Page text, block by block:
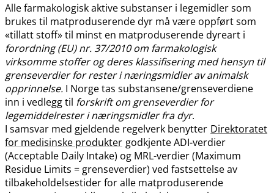
Alle farmakologisk aktive substanser i legemidler som
brukes til matproduserende dyr må være oppført som
«tillatt stoff» til minst en matproduserende dyreart i
forordning (EU) nr. 37/2010 om farmakologisk
virksomme stoffer og deres klassifisering med hensyn til
grenseverdier for rester i næringsmidler av animalsk
opprinnelse. I Norge tas substansene​/​grenseverdiene
inn i vedlegg til forskrift om grenseverdier for
legemiddelrester i næringsmidler fra dyr.
I samsvar med gjeldende regelverk benytter Direktoratet
for medisinske produkter godkjente ADI-verdier
(Acceptable Daily Intake) og MRL-verdier (Maximum
Residue Limits = grenseverdier) ved fastsettelse av
tilbakeholdelsestider for alle matproduserende